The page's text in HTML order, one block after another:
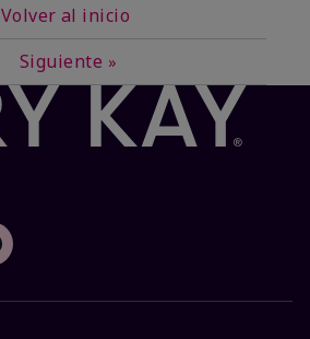
Volver al inicio
Siguiente »